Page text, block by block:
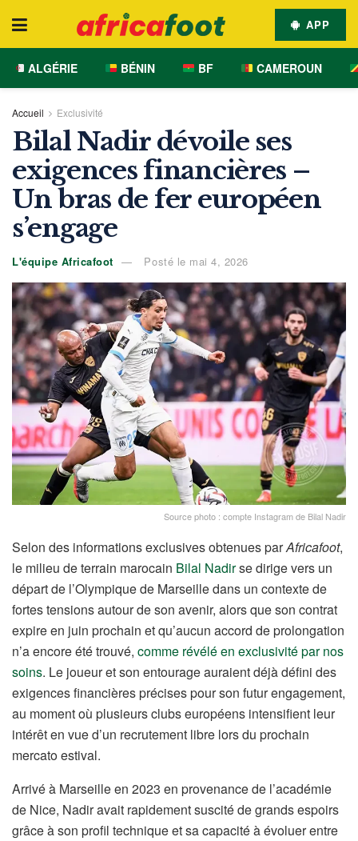
APP
ALGÉRIE BÉNIN BF CAMEROUN
Accueil Exclusivité
Bilal Nadir dévoile ses
exigences financières –
Un bras de fer européen
s’engage
L'équipe Africafoot Posté le mai 4, 2026
Source photo : compte Instagram de Bilal Nadir
Selon des informations exclusives obtenues parAfricafoot,
le milieu de terrain marocain Bilal Nadirse dirige vers un
départ de l’Olympique de Marseille dans un contexte de
fortes tensions autour de son avenir, alors que son contrat
expire en juin prochain et qu’aucun accord de prolongation
n’a encore été trouvé, comme révélé en exclusivité par nos
soins. Le joueur et son entourage auraient déjà défini des
exigences financières précises pour son futur engagement,
au moment où plusieurs clubs européens intensifient leur
intérêt en vue d’un recrutement libre lors du prochain
mercato estival.
Arrivé à Marseille en 2023 en provenance de l’académie
de Nice, Nadir avait rapidement suscité de grands espoirs
grâce à son profil technique et sa capacité à évoluer entre